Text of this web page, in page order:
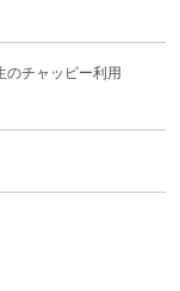
のチャッピー利用